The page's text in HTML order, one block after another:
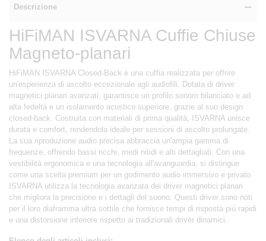
Descrizione
HiFiMAN ISVARNA Cuffie Chiuse
Magneto-planari
HiFiMAN ISVARNA Closed-Back è una cuffia realizzata per offrire
un'esperienza di ascolto eccezionale agli audiofili. Dotata di driver
magnetici planari avanzati, garantisce un profilo sonoro bilanciato e ad
alta fedeltà e un isolamento acustico superiore, grazie al suo design
closed-back. Costruita con materiali di prima qualità, ISVARNA unisce
durata e comfort, rendendola ideale per sessioni di ascolto prolungate.
La sua riproduzione audio precisa abbraccia un'ampia gamma di
frequenze, offrendo bassi ricchi, medi nitidi e alti dettagliati. Con una
vestibilità ergonomica e una tecnologia all'avanguardia, si distingue
come una scelta premium per un godimento audio immersivo e privato.
ISVARNA utilizza la tecnologia avanzata dei driver magnetici planari
che migliora la precisione e i dettagli del suono. Questi driver sono noti
per il loro diaframma ultra sottile che fornisce tempi di risposta più rapidi
e una distorsione inferiore rispetto ai tradizionali driver dinamici.